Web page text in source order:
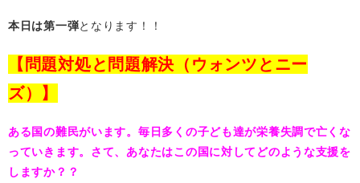
本日は第一弾となります！！
【問題対処と問題解決（ウォンツとニー
ズ）】
ある国の難民がいます。毎日多くの子ども達が栄養失調で亡くな
っていきます。さて、あなたはこの国に対してどのような支援を
しますか？？